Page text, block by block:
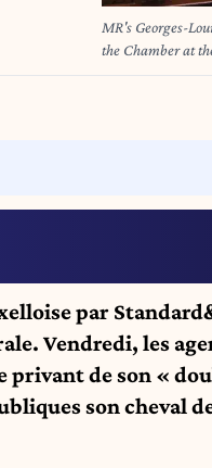
MR's Georges-
the Chamber at
BENOIT
par
Vendredi, les
privant de son «
son cheval